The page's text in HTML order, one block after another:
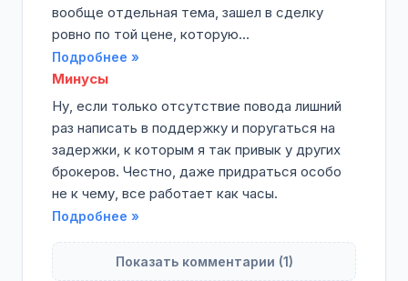
вообще отдельная тема, зашел в сделку
ровно по той цене, которую...
Подробнее »
Минусы
Ну, если только отсутствие повода лишний
раз написать в поддержку и поругаться на
задержки, к которым я так привык у других
брокеров. Честно, даже придраться особо
не к чему, все работает как часы.
Подробнее »
Показать комментарии (1)